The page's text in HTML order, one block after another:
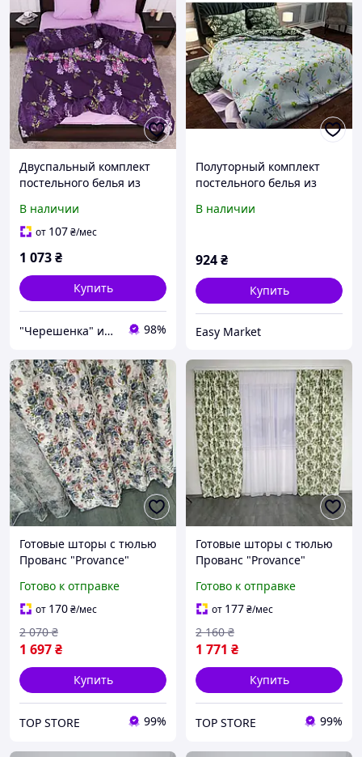
Двуспальный комплект
постельного белья из
компаньонов180*220 ,
цветочный принт Бязи
В наличии
от 107₴/мес
1 073₴
Купить
"Черешенка" интернет-магазин оптово-розничной торговли 98%
Полуторный комплект
постельного белья из
цветами и листьями
В наличии
924₴
Купить
Easy Market
Готовые шторы с тюлью
Прованс "Provance"
Шторы - атлас, Тюль -
батист
Готово к отправке
от 170₴/мес
1 697₴
2 070 ₴
Купить
TOP STORE 99%
Готовые шторы с тюлью
Прованс "Provance"
Шторы - атлас, Тюль -
батист
Готово к отправке
от 177₴/мес
1 771 ₴
2 160 ₴
Купить
TOP STORE 99%